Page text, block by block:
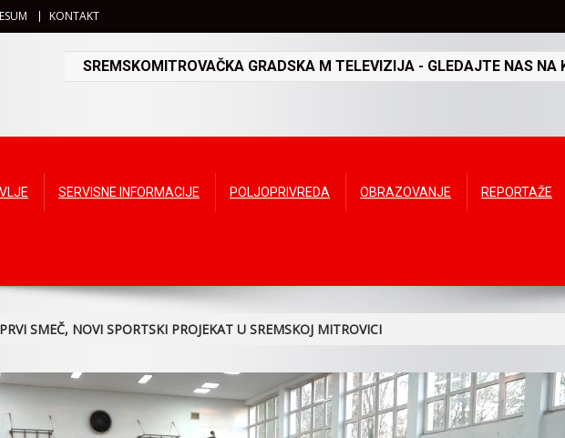
KONTAKT
SREMSKOMITROVAČKA GRADSKA M TELEVIZIJA - GLEDAJTE NAS
SERVISNE INFORMACIJE POLJOPRIVREDA OBRAZOVANJE REPORTAŽE
SMEČ, NOVI SPORTSKI PROJEKAT U SREMSKOJ MITROVICI